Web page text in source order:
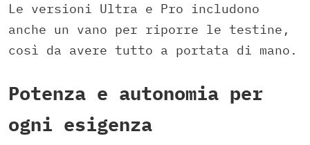
Le versioni Ultra e Pro includono
anche un vano per riporre le testine,
così da avere tutto a portata di mano.
Potenza e autonomia per
ogni esigenza